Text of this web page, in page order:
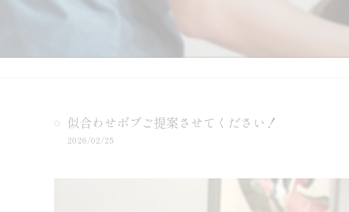
似合わせボブご提案させてください！
2026/02/25